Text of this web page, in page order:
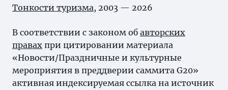
Тонкости туризма, 2003 — 2026
В соответствии с законом об авторских
правах при цитировании материала
«Новости/Праздничные и культурные
мероприятия в преддверии саммита G20»
активная индексируемая ссылка на источник